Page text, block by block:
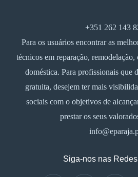
+351 262 143
Para os usuários encontrar as
técnicos em reparação,
doméstica. Para profissionais que
gratuita, desejem ter mais
sociais com o objetivos de
prestar os seus
Siga-nos nas